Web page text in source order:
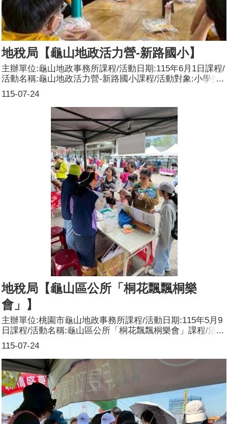
地稅局【龜山地政活力營-新路國小】
115-07-24
主辦單位:龜山地政事務所課程/活動日期:115年6月1日課程/
活動名稱:龜山地政活力營-新路國小課程/活動對象:小學生
辦理形式:簡報解說課程/活動簡介(大綱):持續走入校園，陪
伴更多年輕學子在生活中學習地政知識、開拓視野及傳遞性
別平權的觀念。參加人數:共64人，分別為男性：35人；女
地稅局【龜山區公所「桐花飄飄桐樂
會」】
115-07-24
主辦單位:桃園市龜山地政事務所課程/活動日期:115年5月9
日課程/活動名稱:龜山區公所「桐花飄飄桐樂會」課程/活動
對象:一般民眾辦理形式:設置攤位宣導課程/活動簡介(大綱):
配合龜山區公所「桐花飄飄桐樂會」活動，設攤宣導各項便
民服務措施及傳遞性別平權的觀念。參加人數:共180人，分
別為男性：72人；女性：108人。